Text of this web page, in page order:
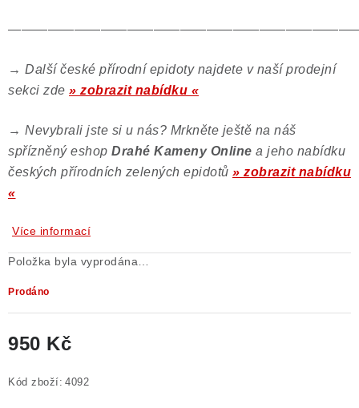
→ Další české přírodní epidoty najdete v naší prodejní
sekci zde » zobrazit nabídku «
→ Nevybrali jste si u nás? Mrkněte ještě na náš
spřízněný eshop Drahé Kameny Online a jeho nabídku
českých přírodních zelených epidotů » zobrazit nabídku
«
Více informací
Položka byla vyprodána…
Prodáno
950 Kč
Kód zboží: 4092